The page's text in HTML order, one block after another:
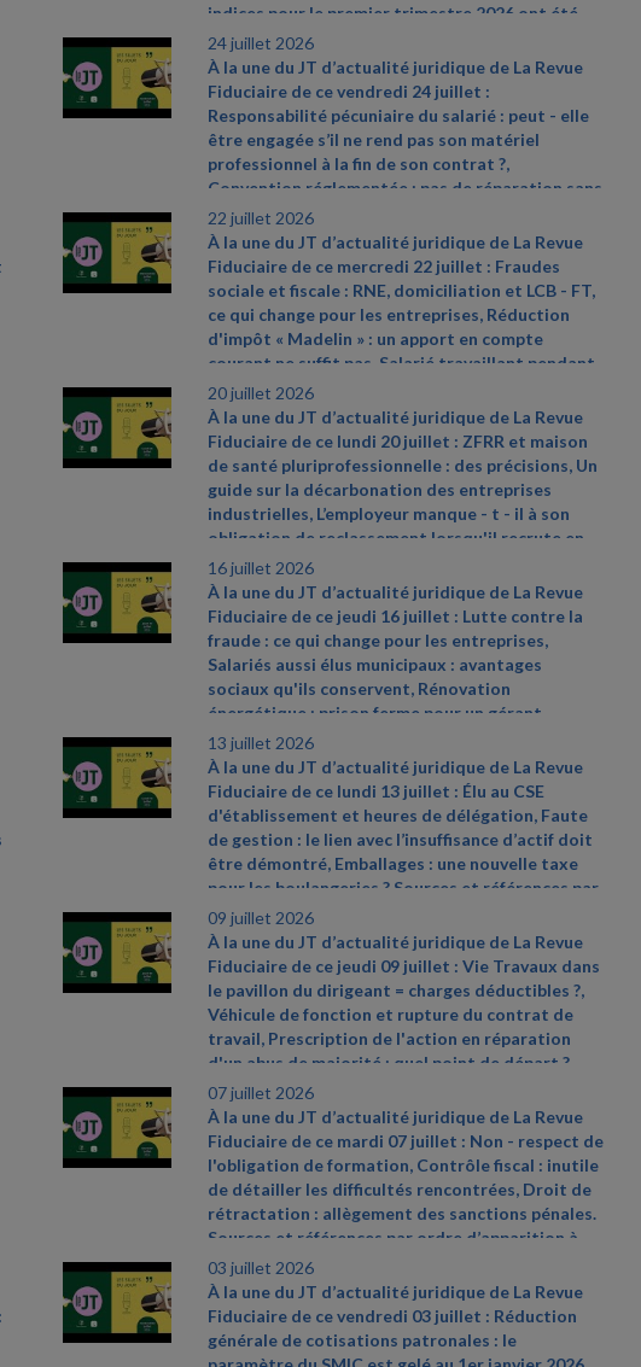
indices pour le premier trimestre 2026 ont été
publiés. Sources et références par ordre
d’apparition à l’écran :- Cass. soc. 8 juillet 2026,
n° 24- 22696 D- Communiqué de presse du
ministère de l’Action et des Comptes publics du
11 juillet 2026, n° 898-
https://www.insee.fr/fr/statistiques/9009677 ;
https://www.insee.fr/fr/statistiques/9009681 ;
24 juillet 2026
À la une du JT d’actualité juridique de La Revue
Fiduciaire de ce vendredi 24 juillet :
Responsabilité pécuniaire du salarié : peut - elle
être engagée s’il ne rend pas son matériel
professionnel à la fin de son contrat ?,
Convention réglementée : pas de réparation sans
préjudice démontré, Plus
exonération pas systématique. Sources et
références par ordre d’apparition à l’écran :-
Cass. soc. 24 juin 2026, n° 24- 19577 D- Cass.
com., 17 juin 2026, n°25- 13855- CAA Versailles
n° 24VE00969 du 4 juin 2026
22 juillet 2026
À la une du JT d’actualité juridique de La Revue
Fiduciaire de ce mercredi 22 juillet : Fraudes
sociale et fiscale : RNE, domiciliation et LCB- FT,
ce qui change pour les entreprises, Réduction
d'impôt « Madelin » : un apport en compte
courant ne suffit pas, Salarié travaillant pendant
un arrêt maladie à son initiative : pas de droit à
réparation automatique. Sources et références
par ordre d’apparition à l’écran : - Loi 2026- 534,
du 25 juin 2026, JO du 26- CAA Paris n°
24PA00639 du 29 mai 2026 - Cass. soc. 1er juillet
2026, n° 25- 15732 FSB
20 juillet 2026
À la une du JT d’actualité juridique de La Revue
Fiduciaire de ce lundi 20 juillet : ZFRR et maison
de santé pluriprofessionnelle : des précisions, Un
guide sur la décarbonation des entreprises
industrielles, L’employeur manque- t - il à son
obligation de reclassement lorsqu'il recrute en
CDD après un licenciement économique ? Sources
et références par ordre d’apparition à l’écran :-
Réponse ministérielle Maurey n°07618, JO Sénat
du 14 mai 2026- Guide pratique pour les
dirigeants de TPE, PME et ETI industrielles : 5
étapes clés pour engager et réussir votre
décarbonation et votre électrification- Cass.
16 juillet 2026
À la une du JT d’actualité juridique de La Revue
Fiduciaire de ce jeudi 16 juillet : Lutte contre la
fraude : ce qui change pour les entreprises,
Salariés aussi élus municipaux : avantages
sociaux qu'ils conservent, Rénovation
énergétique : prison ferme pour un gérant
coupable de pratiques frauduleuses. Sources et
références par ordre d’apparition à l’écran :- Loi
n° 2026- 534 du 25 juin 2026 relative à la lutte
contre les fraudes sociales et fiscales- Décret
2026- 544 du 25 juin 2026, JO du 27-
https://www.economie.gouv.fr/dgccrf/actualites
dgccrf/renovation- energetique- le- gerant-
condamne- une
13 juillet 2026
À la une du JT d’actualité juridique de La Revue
Fiduciaire de ce lundi 13 juillet : Élu au CSE
d'établissement et heures de délégation, Faute
de gestion : le lien avec l’insuffisance d’actif doit
être démontré, Emballages : une nouvelle taxe
pour les boulangeries ? Sources et références par
ordre d’apparition à l’écran :
presse du ministère de l’Économie du 30 juin
2026, n° 850 - https://www.proconnect.gouv.fr/-
Cass. soc. 24 juin 2026, n° 24- 22792 FSB
09 juillet 2026
À la une du JT d’actualité juridique de La Revue
Fiduciaire de ce jeudi 09 juillet : Vie Travaux dans
le pavillon du dirigeant = charges déductibles ?,
Véhicule de fonction et rupture du contrat de
travail, Prescription de l'action en réparation
d'un abus de majorité : quel point de départ ?
Sources et références par ordre d’apparition à
l’écran : - CAA Versailles n° 24VE01416 du 4 juin
2026 - Cass. soc., 3 juin 2026, n° 25- 11373 FSD (3e
moyen) - Cass. com., 6 mai 2026, n° 25- 11498
07 juillet 2026
À la une du JT d’actualité juridique de La Revue
Fiduciaire de ce mardi 07 juillet : Non - respect de
l'obligation de formation, Contrôle fiscal : inutile
de détailler les difficultés rencontrées, Droit de
rétractation : allègement des sanctions pénales.
Sources et références par ordre d’apparition à
l’écran : - Réponse ministérielle Aviragnet n° 4213,
JO Assemblée nationale du 12 mai 2026- Cass.
com. 17 juin 2026 n° 25- 13855 - www.travail-
emploi.gouv.fr, fiche « L’activité partielle » (version
au 25 juin 2026)
03 juillet 2026
À la une du JT d’actualité juridique de La Revue
Fiduciaire de ce vendredi 03 juillet : Réduction
générale de cotisations patronales : le